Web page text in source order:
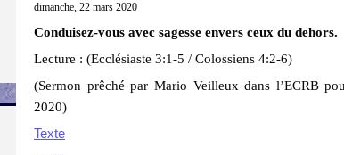
dimanche, 22 mars 2020
Conduisez-vous avec sagesse envers ceux du dehors.
Lecture : (Ecclésiaste 3:1-5 / Colossiens 4:2-6)
(Sermon prêché par Mario Veilleux dans l’ECRB
2020)
Texte